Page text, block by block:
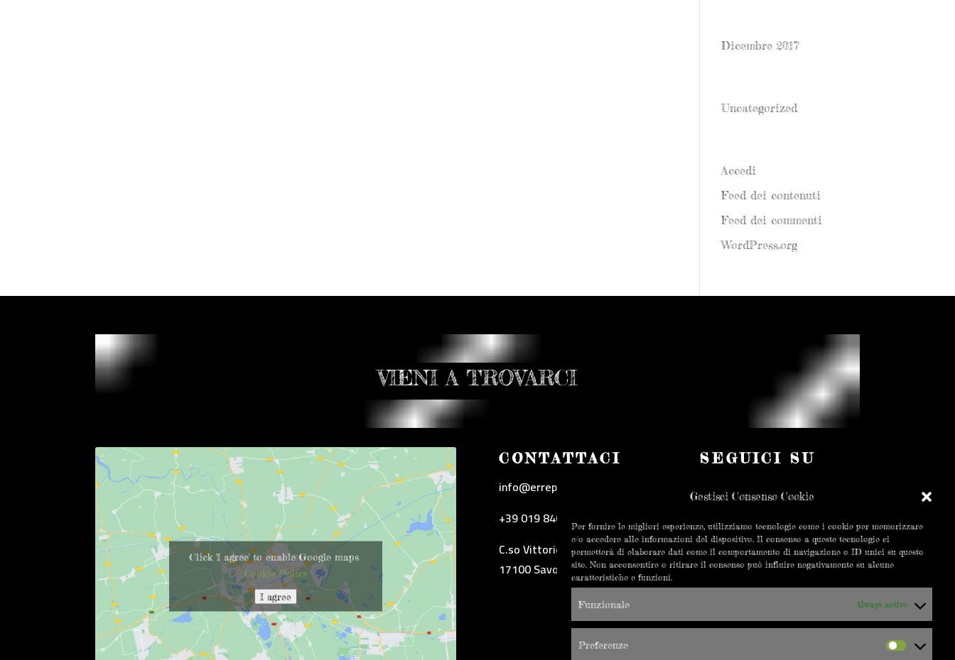
Gestisci Consenso Cookie
Per fornire le migliori esperienze, utilizziamo tecnologie come i cookie per memorizzare
e/o accedere alle informazioni del dispositivo. Il consenso a queste tecnologie ci
permetterà di elaborare dati come il comportamento di navigazione o ID unici su questo
sito. Non acconsentire o ritirare il consenso può influire negativamente su alcune
caratteristiche e funzioni.
Funzionale Always active
Preferenze
Dicembre 2017
Uncategorized
Accedi
Feed dei contenuti
Feed dei commenti
WordPress.org
VIENI A TROVARCI
Click 'I agree' to enable Google maps
Cookie Policy
I agree
CONTATTACI
info@errepigi.it
+39 019 8402550
C.so Vittorio Veneto 18/20R
17100 Savona
SEGUICI SU
ORARI
Da Martedì a Domenica